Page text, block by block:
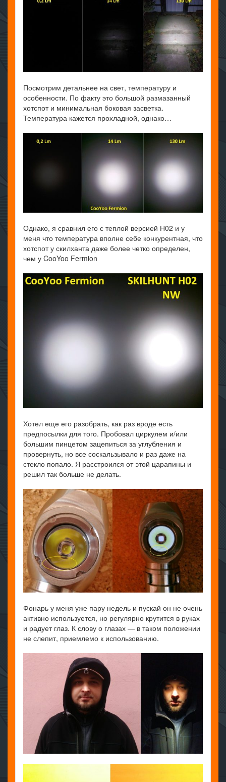
Посмотрим детальнее на свет, температуру и
особенности. По факту это большой размазанный
хотспот и минимальная боковая засветка.
Температура кажется прохладной, однако…
Однако, я сравнил его с теплой версией Н02 и у
меня что температура вполне себе конкурентная, что
хотспот у скилханта даже более четко определен,
чем у CooYoo Fermion
Хотел еще его разобрать, как раз вроде есть
предпосылки для того. Пробовал циркулем и/или
большим пинцетом зацепиться за углубления и
провернуть, но все соскальзывало и раз даже на
стекло попало. Я расстроился от этой царапины и
решил так больше не делать.
Фонарь у меня уже пару недель и пускай он не очень
активно используется, но регулярно крутится в руках
и радует глаз. К слову о глазах — в таком положении
не слепит, приемлемо к использованию.